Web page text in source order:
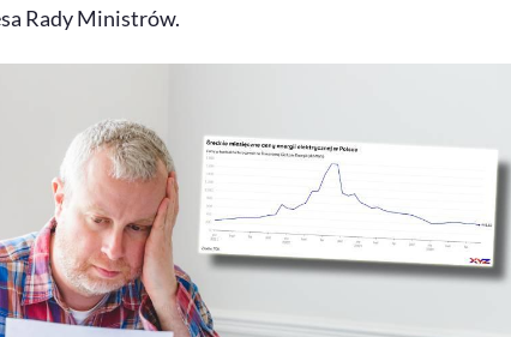
Rady Ministrów.